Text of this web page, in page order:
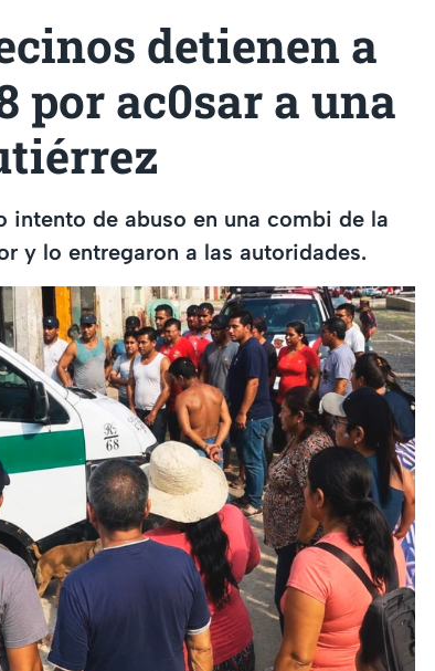
detienen a
por ac0sar a una
intento de abuso en una combi de la
y lo entregaron a las autoridades.